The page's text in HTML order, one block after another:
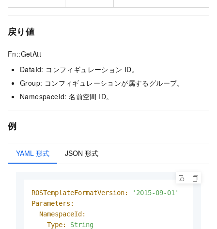
戻り値
Fn::GetAtt
DataId: コンフィギュレーション ID。
Group: コンフィギュレーションが属するグループ。
NamespaceId: 名前空間 ID。
例
YAML 形式 JSON 形式
ROSTemplateFormatVersion:
'2015-09-01'
Parameters:
NamespaceId:
Type:
String